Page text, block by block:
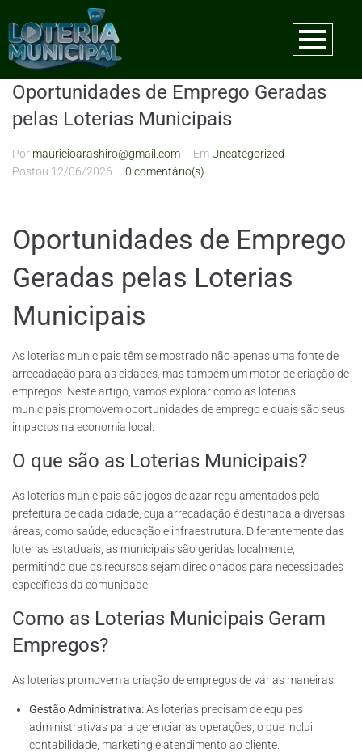
Oportunidades de Emprego Geradas
pelas Loterias Municipais
Por mauricioarashiro@gmail.com Em Uncategorized
Postou 12/06/2026 0 comentário(s)
Oportunidades de Emprego
Geradas pelas Loterias
Municipais
As loterias municipais têm se mostrado não apenas uma fonte de
arrecadação para as cidades, mas também um motor de criação de
empregos. Neste artigo, vamos explorar como as loterias
municipais promovem oportunidades de emprego e quais são seus
impactos na economia local.
O que são as Loterias Municipais?
As loterias municipais são jogos de azar regulamentados pela
prefeitura de cada cidade, cuja arrecadação é destinada a diversas
áreas, como saúde, educação e infraestrutura. Diferentemente das
loterias estaduais, as municipais são geridas localmente,
permitindo que os recursos sejam direcionados para necessidades
específicas da comunidade.
Como as Loterias Municipais Geram
Empregos?
As loterias promovem a criação de empregos de várias maneiras:
Gestão Administrativa:As loterias precisam de equipes
administrativas para gerenciar as operações, o que inclui
contabilidade, marketing e atendimento ao cliente.